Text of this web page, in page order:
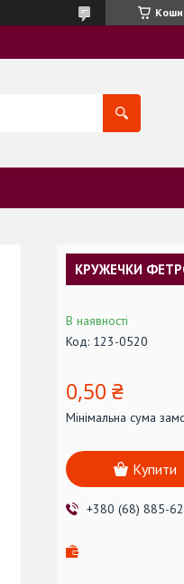
КРУЖЕЧКИ
В наявності
Код: 123-0520
0,50 ₴
Мінімальна сума
Купити
+380 (68) 885-